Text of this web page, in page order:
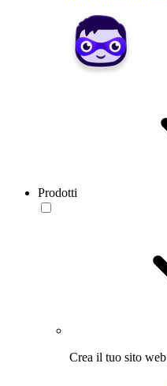
Prodotti
Crea il tuo sito web